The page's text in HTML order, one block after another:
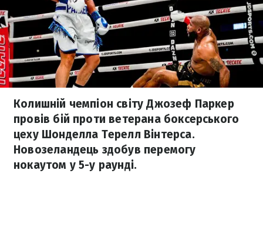
Колишній чемпіон світу Джозеф Паркер
провів бій проти ветерана боксерського
цеху Шонделла Терелл Вінтерса.
Новозеландець здобув перемогу
нокаутом у 5-у раунді.